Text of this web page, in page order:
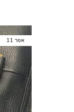
אפר 11